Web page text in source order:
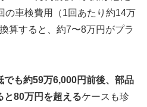
の車検費用（1回あたり約14万
算すると、約7〜8万円がプラ
でも約59万6,000円前後、部品
と80万円を超えるケースも珍